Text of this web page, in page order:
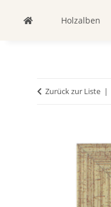
Holzalben
Zurück zur Liste